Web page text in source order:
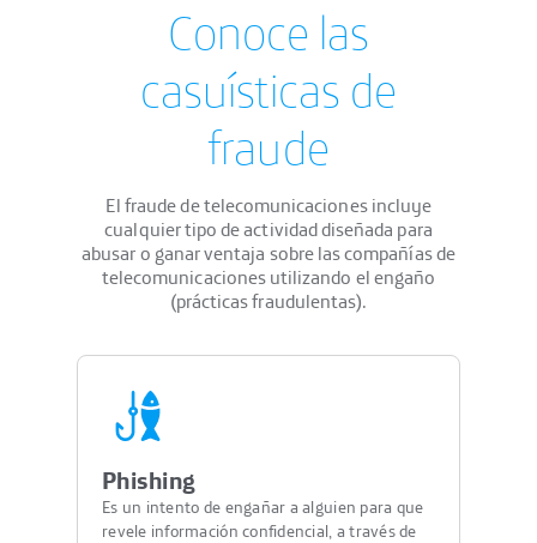
Conoce las
casuísticas de
fraude
El fraude de telecomunicaciones incluye
cualquier tipo de actividad diseñada para
abusar o ganar ventaja sobre las compañías de
telecomunicaciones utilizando el engaño
(prácticas fraudulentas).
Phishing
Es un intento de engañar a alguien para que
revele información confidencial, a través de